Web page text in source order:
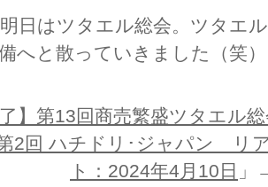
日はツタエル総会。ツタエ
へと散っていきました（笑）
了】第13回商売繁盛ツタエル
2回 ハチドリ･ジャパン リ
ト：2024年4月10日 」